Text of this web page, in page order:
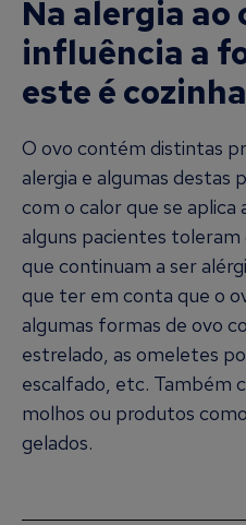
Na alergia ao
influência a
este é
O ovo contém distintas
alergia e algumas destas
com o calor que se aplica
alguns pacientes
que continuam a ser
que ter em conta que o
algumas formas de ovo
estrelado, as omeletes
escalfado, etc. Também
molhos ou produtos
gelados.